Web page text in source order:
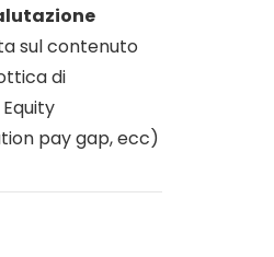
sul contenuto
di
pay gap, ecc)